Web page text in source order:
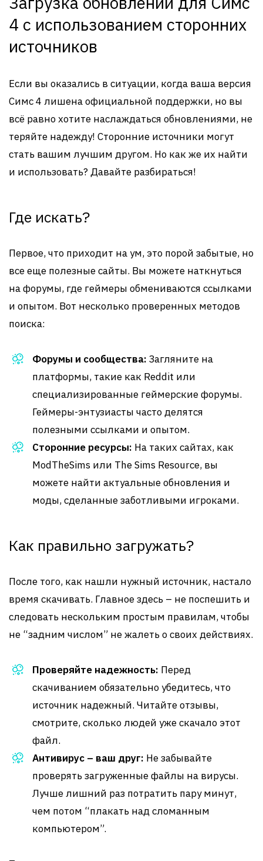
4 с использованием сторонних
источников
Если вы оказались в ситуации, когда ваша версия
Симс 4 лишена официальной поддержки, но вы
всё равно хотите наслаждаться обновлениями, не
теряйте надежду! Сторонние источники могут
стать вашим лучшим другом. Но как же их найти
и использовать? Давайте разбираться!
Где искать?
Первое, что приходит на ум, это порой забытые, но
все еще полезные сайты. Вы можете наткнуться
на форумы, где геймеры обмениваются ссылками
и опытом. Вот несколько проверенных методов
поиска:
Форумы и сообщества: Загляните на
платформы, такие как Reddit или
специализированные геймерские форумы.
Геймеры-энтузиасты часто делятся
полезными ссылками и опытом.
Сторонние ресурсы: На таких сайтах, как
ModTheSims или The Sims Resource, вы
можете найти актуальные обновления и
моды, сделанные заботливыми игроками.
Как правильно загружать?
После того, как нашли нужный источник, настало
время скачивать. Главное здесь – не поспешить и
следовать нескольким простым правилам, чтобы
не “задним числом” не жалеть о своих действиях.
Проверяйте надежность: Перед
скачиванием обязательно убедитесь, что
источник надежный. Читайте отзывы,
смотрите, сколько людей уже скачало этот
файл.
Антивирус – ваш друг: Не забывайте
проверять загруженные файлы на вирусы.
Лучше лишний раз потратить пару минут,
чем потом “плакать над сломанным
компьютером”.